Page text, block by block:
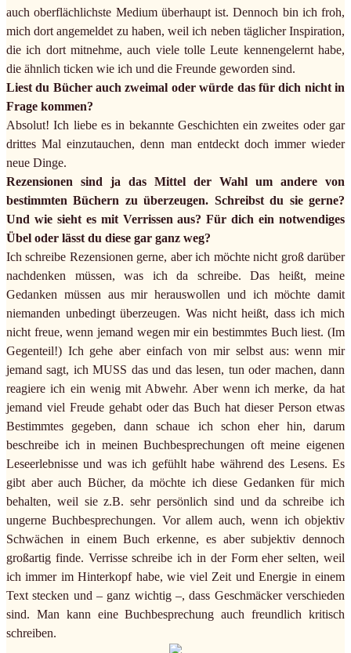
auch oberflächlichste Medium überhaupt ist. Dennoch bin ich froh,
mich dort angemeldet zu haben, weil ich neben täglicher Inspiration,
die ich dort mitnehme, auch viele tolle Leute kennengelernt habe,
die ähnlich ticken wie ich und die Freunde geworden sind.
Liest du Bücher auch zweimal oder würde das für dich nicht in
Frage kommen?
Absolut! Ich liebe es in bekannte Geschichten ein zweites oder gar
drittes Mal einzutauchen, denn man entdeckt doch immer wieder
neue Dinge.
Rezensionen sind ja das Mittel der Wahl um andere von
bestimmten Büchern zu überzeugen. Schreibst du sie gerne?
Und wie sieht es mit Verrissen aus? Für dich ein notwendiges
Übel oder lässt du diese gar ganz weg?
Ich schreibe Rezensionen gerne, aber ich möchte nicht groß darüber
nachdenken müssen, was ich da schreibe. Das heißt, meine
Gedanken müssen aus mir herauswollen und ich möchte damit
niemanden unbedingt überzeugen. Was nicht heißt, dass ich mich
nicht freue, wenn jemand wegen mir ein bestimmtes Buch liest. (Im
Gegenteil!) Ich gehe aber einfach von mir selbst aus: wenn mir
jemand sagt, ich MUSS das und das lesen, tun oder machen, dann
reagiere ich ein wenig mit Abwehr. Aber wenn ich merke, da hat
jemand viel Freude gehabt oder das Buch hat dieser Person etwas
Bestimmtes gegeben, dann schaue ich schon eher hin, darum
beschreibe ich in meinen Buchbesprechungen oft meine eigenen
Leseerlebnisse und was ich gefühlt habe während des Lesens. Es
gibt aber auch Bücher, da möchte ich diese Gedanken für mich
behalten, weil sie z.B. sehr persönlich sind und da schreibe ich
ungerne Buchbesprechungen. Vor allem auch, wenn ich objektiv
Schwächen in einem Buch erkenne, es aber subjektiv dennoch
großartig finde. Verrisse schreibe ich in der Form eher selten, weil
ich immer im Hinterkopf habe, wie viel Zeit und Energie in einem
Text stecken und – ganz wichtig –, dass Geschmäcker verschieden
sind. Man kann eine Buchbesprechung auch freundlich kritisch
schreiben.